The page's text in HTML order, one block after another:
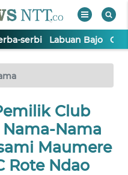
serbi Labuan Bajo
Club
Nama
Maumere
Rote Ndao